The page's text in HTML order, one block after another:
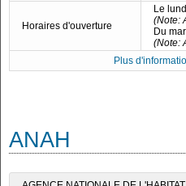
Horaires d'ouverture
Le
(Note:
Du
(Note:
Plus
ANAH